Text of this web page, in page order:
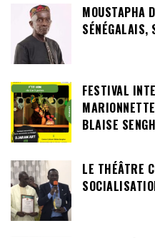
MOUSTAPHA
SÉNÉGALAIS,
FESTIVAL
BLAISE
LE THÉÂTRE